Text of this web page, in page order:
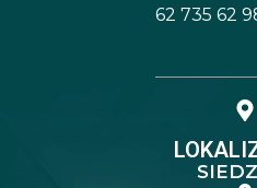
62 735 62